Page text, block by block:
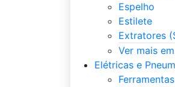
Espelho
Estilete
Extratores
Ver mais
Elétricas e